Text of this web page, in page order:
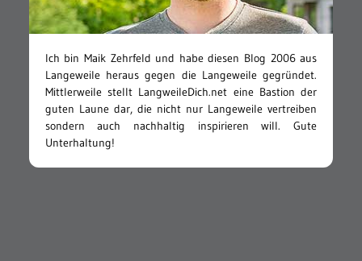
Ich bin Maik Zehrfeld und habe diesen Blog 2006 aus
Langeweile heraus gegen die Langeweile gegründet.
Mittlerweile stellt LangweileDich.net eine Bastion der
guten Laune dar, die nicht nur Langeweile vertreiben
sondern auch nachhaltig inspirieren will. Gute
Unterhaltung!